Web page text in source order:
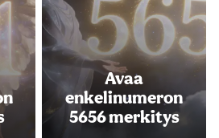
Avaa
enkelinumeron
5656 merkitys